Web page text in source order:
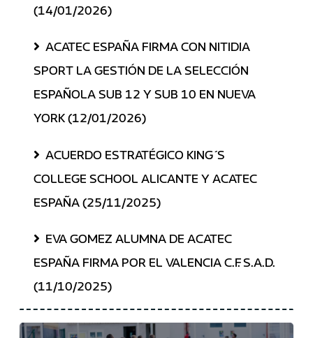
(14/01/2026)
ACATEC ESPAÑA FIRMA CON NITIDIA
SPORT LA GESTIÓN DE LA SELECCIÓN
ESPAÑOLA SUB 12 Y SUB 10 EN NUEVA
YORK (12/01/2026)
ACUERDO ESTRATÉGICO KING´S
COLLEGE SCHOOL ALICANTE Y ACATEC
ESPAÑA (25/11/2025)
EVA GOMEZ ALUMNA DE ACATEC
ESPAÑA FIRMA POR EL VALENCIA C.F. S.A.D.
(11/10/2025)